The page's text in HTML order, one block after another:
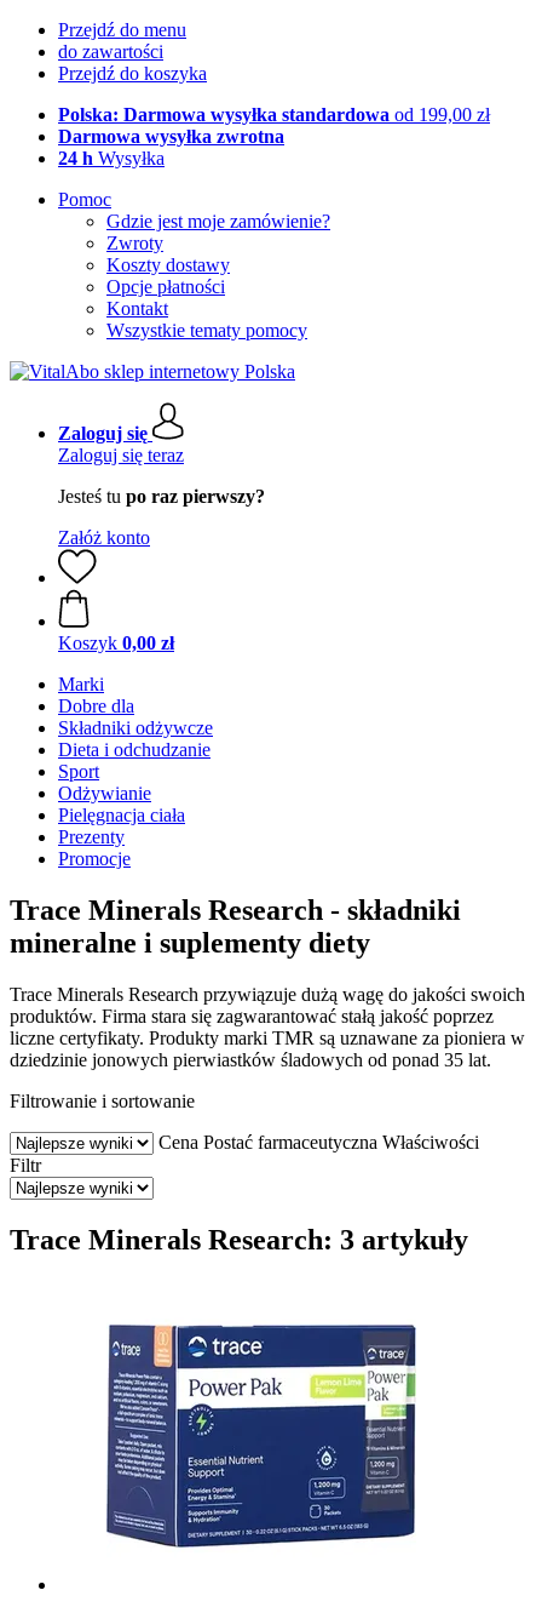
Przejdź do menu
do zawartości
Przejdź do koszyka
Polska: Darmowa wysyłka standardowa od 199,00 zł
Darmowa wysyłka zwrotna
24 h Wysyłka
Pomoc
Gdzie jest moje zamówienie?
Zwroty
Koszty dostawy
Opcje płatności
Kontakt
Wszystkie tematy pomocy
Zaloguj się
Zaloguj się teraz
Jesteś tu po raz pierwszy?
Załóż konto
Koszyk 0,00 zł
Marki
Dobre dla
Składniki odżywcze
Dieta i odchudzanie
Sport
Odżywianie
Pielęgnacja ciała
Prezenty
Promocje
Trace Minerals Research - składniki
mineralne i suplementy diety
Trace Minerals Research przywiązuje dużą wagę do jakości swoich
produktów. Firma stara się zagwarantować stałą jakość poprzez
liczne certyfikaty. Produkty marki TMR są uznawane za pioniera w
dziedzinie jonowych pierwiastków śladowych od ponad 35 lat.
Filtrowanie i sortowanie
Cena Postać farmaceutyczna Właściwości
Filtr
Trace Minerals Research: 3 artykuły